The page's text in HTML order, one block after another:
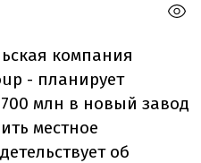
компания
- планирует
млн в новый завод
местное
об